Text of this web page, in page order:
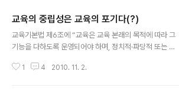
교육의 중립성은 교육의 포기다(?)
교육기본법 제6조에 “교육은 교육 본래의 목적에 따라 그
기능을 다하도록 운영되어야 하며, 정치적·파당적 또는 개
된다. 국가와 지방자치단체가 설립한 학교에서는 특정한
1 4 2010. 11. 2.